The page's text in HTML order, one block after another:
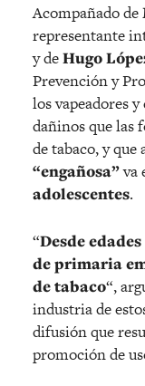
Acompañado de
representante
y deHugo
Prevención y
los vapeadores
dañinos que las
de tabaco, y que
“engañosa”va
adolescentes.
“Desde
de primaria
de tabaco“,
industria de
difusión que
promoción de